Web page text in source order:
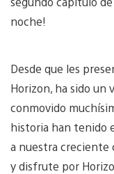
noche!
Desde que les
Horizon, ha sido un
conmovido
historia han tenido
a nuestra creciente
y disfrute por